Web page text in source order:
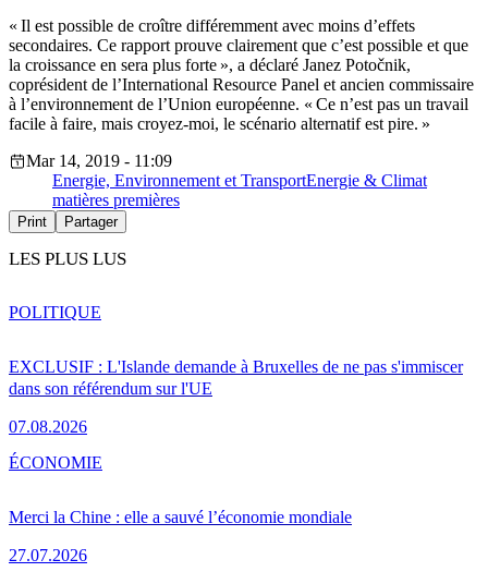
« Il est possible de croître différemment avec moins d’effets
secondaires. Ce rapport prouve clairement que c’est possible et que
la croissance en sera plus forte », a déclaré Janez Potočnik,
coprésident de l’International Resource Panel et ancien commissaire
à l’environnement de l’Union européenne. « Ce n’est pas un travail
facile à faire, mais croyez-moi, le scénario alternatif est pire. »
Mar 14, 2019 - 11:09
Energie, Environnement et TransportEnergie & Climat
matières premières
Print Partager
LES PLUS LUS
EXCLUSIF : L'Islande demande à Bruxelles de ne pas s'immiscer
dans son référendum sur l'UE
07.08.2026
POLITIQUE
Merci la Chine : elle a sauvé l’économie mondiale
27.07.2026
ÉCONOMIE